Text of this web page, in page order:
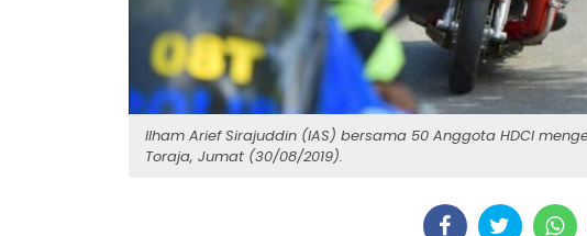
Ilham Arief Sirajuddin (IAS) bersama 50 Anggota HDCI
Toraja, Jumat (30/08/2019).